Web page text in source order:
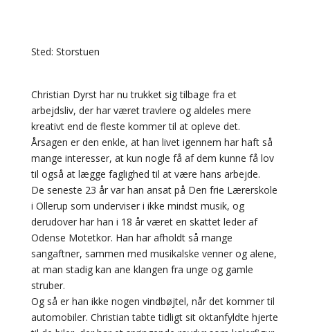
Sted: Storstuen
Christian Dyrst har nu trukket sig tilbage fra et
arbejdsliv, der har været travlere og aldeles mere
kreativt end de fleste kommer til at opleve det.
Årsagen er den enkle, at han livet igennem har haft så
mange interesser, at kun nogle få af dem kunne få lov
til også at lægge faglighed til at være hans arbejde.
De seneste 23 år var han ansat på Den frie Lærerskole
i Ollerup som underviser i ikke mindst musik, og
derudover har han i 18 år været en skattet leder af
Odense Motetkor. Han har afholdt så mange
sangaftner, sammen med musikalske venner og alene,
at man stadig kan ane klangen fra unge og gamle
struber.
Og så er han ikke nogen vindbøjtel, når det kommer til
automobiler. Christian tabte tidligt sit oktanfyldte hjerte